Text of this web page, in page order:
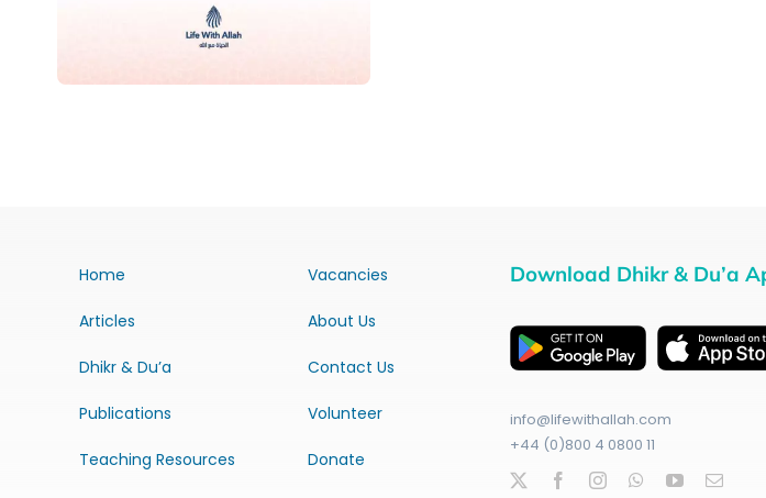
Home
Articles
Dhikr & Du’a
Publications
Teaching Resources
Vacancies
About Us
Contact Us
Volunteer
Donate
Download Dhikr & Du’a
info@lifewithallah.com
+44 (0)800 4 0800 11